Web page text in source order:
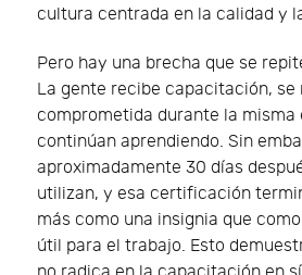
cultura centrada en la calidad y
Pero hay una brecha que se
La gente recibe capacitación, se
comprometida durante la misma
continúan aprendiendo. Sin
aproximadamente 30 días
utilizan, y esa certificación
más como una insignia que
útil para el trabajo. Esto